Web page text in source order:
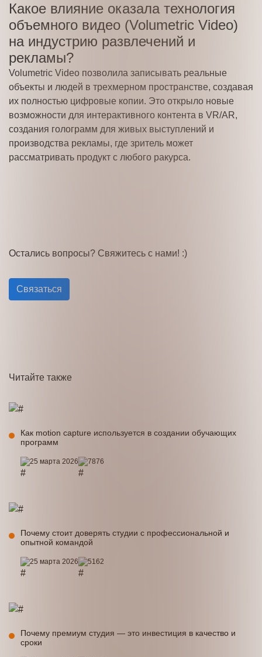
Какое влияние оказала технология
объемного видео (Volumetric Video)
на индустрию развлечений и
рекламы?
Volumetric Video позволила записывать реальные
объекты и людей в трехмерном пространстве, создавая
их полностью цифровые копии. Это открыло новые
возможности для интерактивного контента в VR/AR,
создания голограмм для живых выступлений и
производства рекламы, где зритель может
рассматривать продукт с любого ракурса.
Остались вопросы? Свяжитесь с нами! :)
Связаться
Читайте также
Как motion capture используется в создании обучающих
программ
25 марта 2026 7876
Почему стоит доверять студии с профессиональной и
опытной командой
25 марта 2026 5162
Почему премиум студия — это инвестиция в качество и
сроки